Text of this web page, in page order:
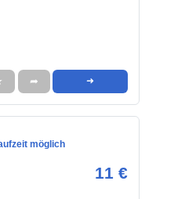
➦ ➜
möglich
11 €